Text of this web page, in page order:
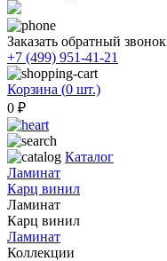
Заказать обратный звонок
+7 (499) 951-41-21
Корзина (0 шт.)
0 ₽
Каталог
Ламинат
Карц винил
Ламинат
Карц винил
Ламинат
Коллекции